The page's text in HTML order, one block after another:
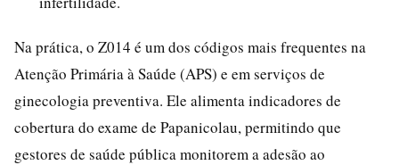
Na prática, o Z014 é um dos códigos mais frequentes na
Atenção Primária à Saúde (APS) e em serviços de
ginecologia preventiva. Ele alimenta indicadores de
cobertura do exame de Papanicolau, permitindo que
gestores de saúde pública monitorem a adesão ao